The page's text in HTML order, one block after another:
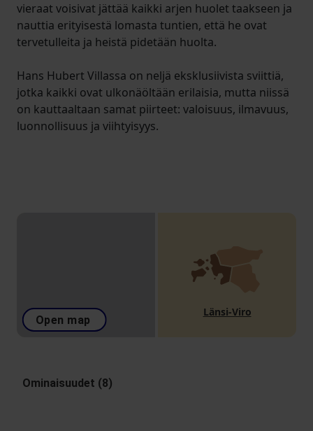
vieraat voisivat jättää kaikki arjen huolet taakseen ja
nauttia erityisestä lomasta tuntien, että he ovat
tervetulleita ja heistä pidetään huolta.
Hans Hubert Villassa on neljä eksklusiivista sviittiä,
jotka kaikki ovat ulkonäöltään erilaisia, mutta niissä
on kauttaaltaan samat piirteet: valoisuus, ilmavuus,
luonnollisuus ja viihtyisyys.
Open map
Länsi-Viro
Ominaisuudet (8)